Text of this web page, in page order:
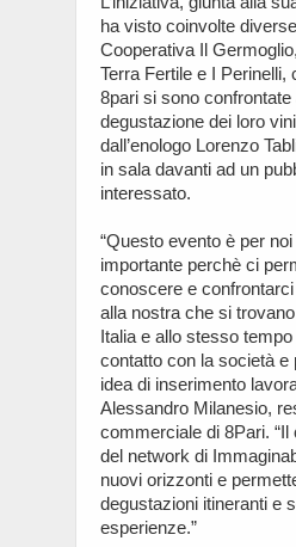
ha visto coinvolte
Cooperativa Il
Terra Fertile e I Perinelli,
8pari si sono
degustazione dei loro
dall’enologo Lorenzo
in sala davanti ad un
interessato.
“Questo evento è per
importante perchè ci
conoscere e
alla nostra che si
Italia e allo stesso
contatto con la società e
idea di inserimento
Alessandro Milanesio,
commerciale di 8Pari. “Il
del network di
nuovi orizzonti e
degustazioni itineranti e
esperienze.”